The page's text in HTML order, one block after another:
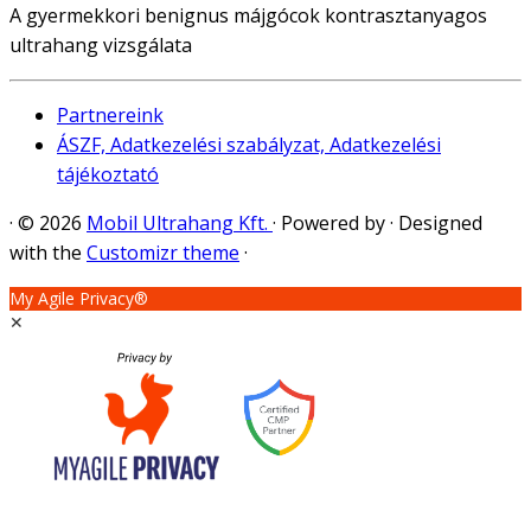
A gyermekkori benignus májgócok kontrasztanyagos
ultrahang vizsgálata
Partnereink
ÁSZF, Adatkezelési szabályzat, Adatkezelési
tájékoztató
· © 2026 Mobil Ultrahang Kft. · Powered by· Designed
with the Customizr theme ·
My Agile Privacy®
✕